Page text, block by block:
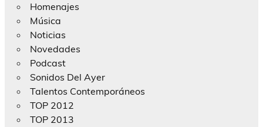
Homenajes
Música
Noticias
Novedades
Podcast
Sonidos Del Ayer
Talentos Contemporáneos
TOP 2012
TOP 2013